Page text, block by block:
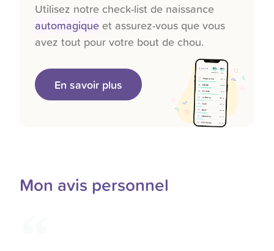
Utilisez notre check-list de naissance
automagiqueet assurez-vous que vous
avez tout pour votre bout de chou.
En savoir plus
Mon avis personnel